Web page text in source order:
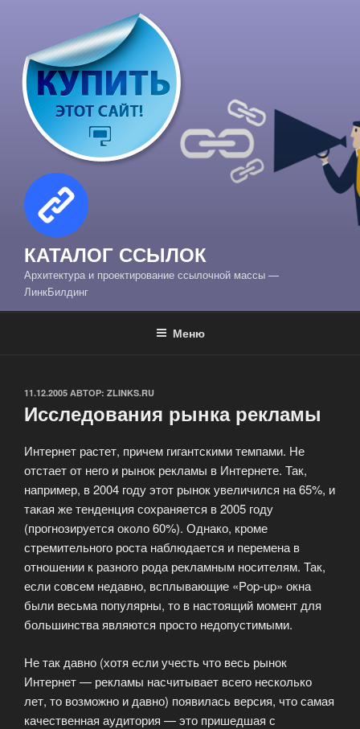
содержимому
КАТАЛОГ ССЫЛОК
Архитектура и проектирование ссылочной массы —
ЛинкБилдинг
Меню
ОПУБЛИКОВАНО
11.12.2005 АВТОР: ZLINKS.RU
Исследования рынка рекламы
Интернет растет, причем гигантскими темпами. Не
отстает от него и рынок рекламы в Интернете. Так,
например, в 2004 году этот рынок увеличился на 65%, и
такая же тенденция сохраняется в 2005 году
(прогнозируется около 60%). Однако, кроме
стремительного роста наблюдается и перемена в
отношении к разного рода рекламным носителям. Так,
если совсем недавно, всплывающие «Pop-up» окна
были весьма популярны, то в настоящий момент для
большинства являются просто недопустимыми.
Не так давно (хотя если учесть что весь рынок
Интернет — рекламы насчитывает всего несколько
лет, то возможно и давно) появилась версия, что самая
качественная аудитория — это пришедшая с